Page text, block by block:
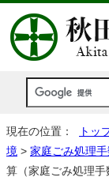
現在の位置： トッ
境 > 家庭ごみ処理手
算（家庭ごみ処理手